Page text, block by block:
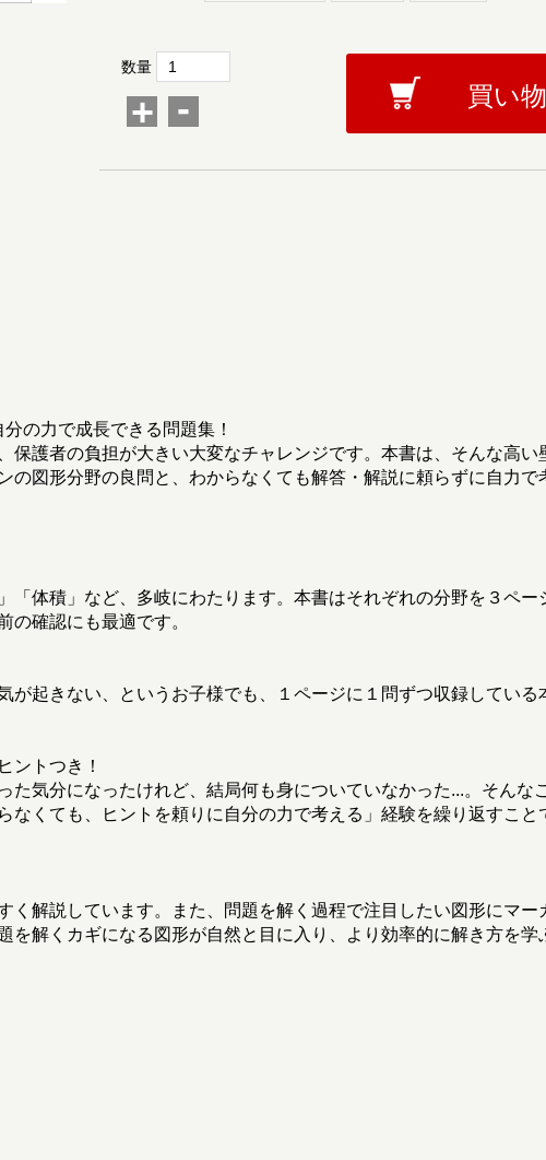
数量
+ - 買い
の力で成長できる問題集！
保護者の負担が大きい大変なチャレンジです。本書は、そんな高
の図形分野の良問と、わからなくても解答・解説に頼らずに自力
体積」など、多岐にわたります。本書はそれぞれの分野を３ペー
の確認にも最適です。
起きない、というお子様でも、１ページに１問ずつ収録している
ントつき！
気分になったけれど、結局何も身についていなかった...。そんな
くても、ヒントを頼りに自分の力で考える」経験を繰り返すこと
解説しています。また、問題を解く過程で注目したい図形にマー
解くカギになる図形が自然と目に入り、より効率的に解き方を学